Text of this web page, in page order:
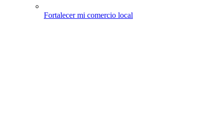
Fortalecer mi comercio local